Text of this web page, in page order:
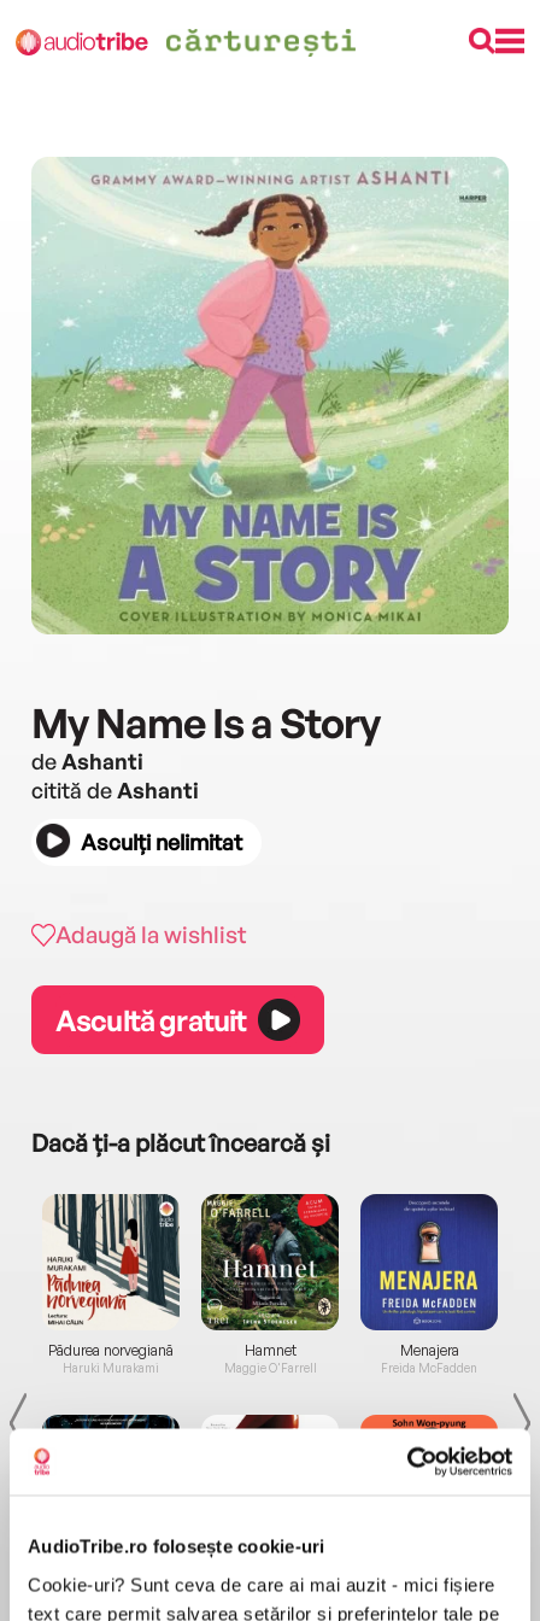
AudioTribe.ro folosește cookie-uri
Cookie-uri? Sunt ceva de care ai mai auzit - mici fișiere
text care permit salvarea setărilor și preferințelor tale pe
My Name Is a Story
deAshanti
citită deAshanti
Asculți nelimitat
Adaugă la wishlist
Ascultă gratuit
Dacă ți-a plăcut încearcă și
Pădurea norvegiană
Haruki Murakami
de...
Dani Francis
Hamnet
Maggie O'Farrell
la...
Lauren Weisberger
Menajera
Freida McFadden
Sohn Won-pyung